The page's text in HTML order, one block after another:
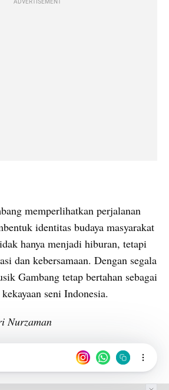
ADVERTISEMENT
memperlihatkan perjalanan
identitas budaya masyarakat
hanya menjadi hiburan, tetapi
dan kebersamaan. Dengan segala
Gambang tetap bertahan sebagai
seni Indonesia.
Nurzaman
Perkembangan